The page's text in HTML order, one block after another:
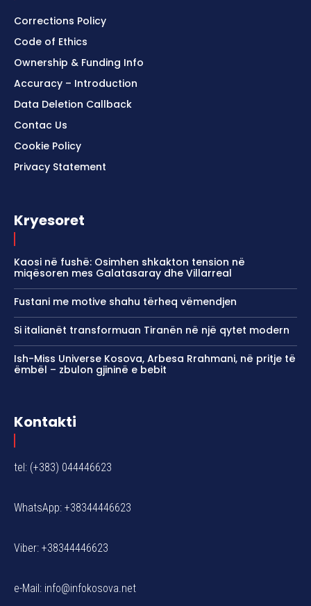
Corrections Policy
Code of Ethics
Ownership & Funding Info
Accuracy – Introduction
Data Deletion Callback
Contac Us
Cookie Policy
Privacy Statement
Kryesoret
Kaosi në fushë: Osimhen shkakton tension në
miqësoren mes Galatasaray dhe Villarreal
Fustani me motive shahu tërheq vëmendjen
Si italianët transformuan Tiranën në një qytet modern
Ish-Miss Universe Kosova, Arbesa Rrahmani, në pritje të
ëmbël – zbulon gjininë e bebit
Kontakti
tel: (+383) 044446623
WhatsApp: +38344446623
Viber: +38344446623
e-Mail: info@infokosova.net